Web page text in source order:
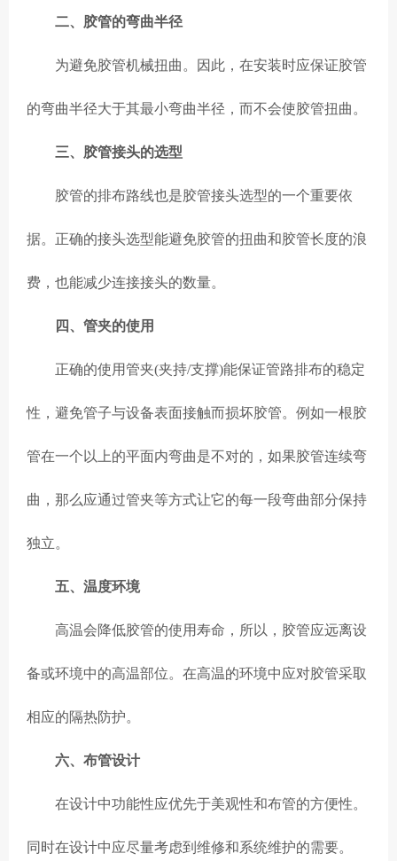
二、胶管的弯曲半径
为避免胶管机械扭曲。因此，在安装时应保证胶管
的弯曲半径大于其最小弯曲半径，而不会使胶管扭曲。
三、胶管接头的选型
胶管的排布路线也是胶管接头选型的一个重要依
据。正确的接头选型能避免胶管的扭曲和胶管长度的浪
费，也能减少连接接头的数量。
四、管夹的使用
正确的使用管夹(夹持/支撑)能保证管路排布的稳定
性，避免管子与设备表面接触而损坏胶管。例如一根胶
管在一个以上的平面内弯曲是不对的，如果胶管连续弯
曲，那么应通过管夹等方式让它的每一段弯曲部分保持
独立。
五、温度环境
高温会降低胶管的使用寿命，所以，胶管应远离设
备或环境中的高温部位。在高温的环境中应对胶管采取
相应的隔热防护。
六、布管设计
在设计中功能性应优先于美观性和布管的方便性。
同时在设计中应尽量考虑到维修和系统维护的需要。